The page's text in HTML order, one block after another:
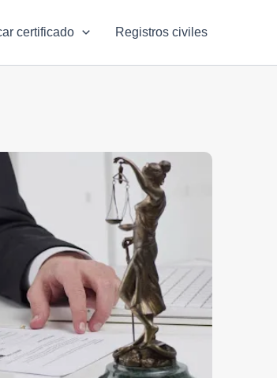
certificado Registros civiles